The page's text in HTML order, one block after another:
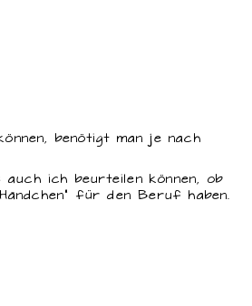
benötigt man je nach
ich beurteilen können, ob
für den Beruf haben.